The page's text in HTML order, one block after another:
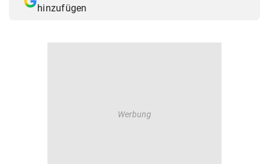
hinzufügen